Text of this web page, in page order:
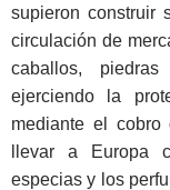
supieron construir
circulación de
caballos,
ejerciendo la
mediante el
llevar a Europa
especias y los